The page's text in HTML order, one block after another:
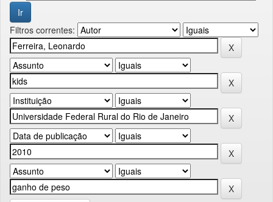
Filtros correntes: